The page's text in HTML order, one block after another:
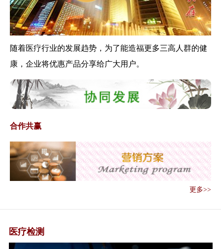
冠病毒核酸检...
2019年卫生健康事业发展统计公
报发布—...
《关于加快推进新冠病毒核酸检
测的实施意见...
《关于发挥医疗机构哨点作用做
《国家卫生健康委办公厅关于进
一步做好新冠...
《关于做好2020年基本公共卫生
服务项目...
《低风险地区夏季重点地区重点
单位重点场所...
《关于全面精准开展环境卫生和
《关于做好信息化支撑常态化疫
随着医疗行业的发展趋势，为了能造福更多三高人群的健
康，企业将优惠产品分享给广大用户。
合作共赢
更多>>
医疗检测